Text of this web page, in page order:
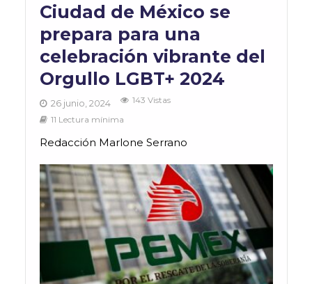
Ciudad de México se
prepara para una
celebración vibrante del
Orgullo LGBT+ 2024
26 junio, 2024
143 Vistas
11 Lectura mínima
Redacción Marlone Serrano